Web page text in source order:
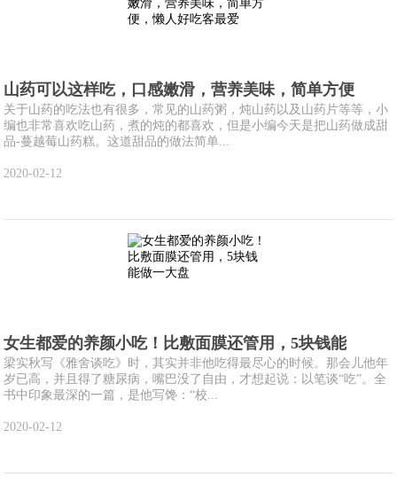
山药可以这样吃，口感嫩滑，营养美味，简单方便
关于山药的吃法也有很多，常见的山药粥，炖山药以及山药片等等，小
编也非常喜欢吃山药，煮的炖的都喜欢，但是小编今天是把山药做成甜
品-蔓越莓山药糕。这道甜品的做法简单...
2020-02-12
女生都爱的养颜小吃！比敷面膜还管用，5块钱能
梁实秋写《雅舍谈吃》时，其实并非他吃得最尽心的时候。那会儿他年
岁已高，并且得了糖尿病，嘴巴没了自由，才想起说：以笔谈“吃”。全
书中印象最深的一篇，是他写馋：“校...
2020-02-12